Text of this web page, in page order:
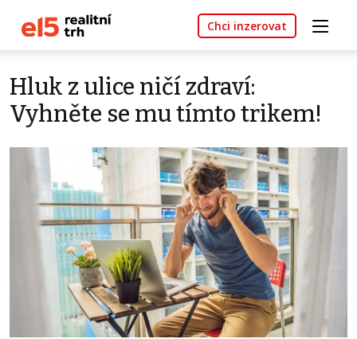
Chci inzerovat
Hluk z ulice ničí zdraví:
Vyhněte se mu tímto trikem!